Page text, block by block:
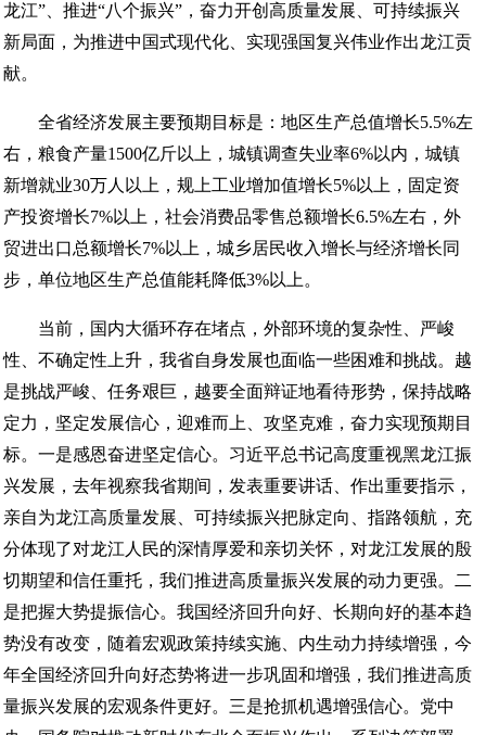
龙江”、推进“八个振兴”，奋力开创高质量发展、可持续振兴
新局面，为推进中国式现代化、实现强国复兴伟业作出龙江贡
献。
全省经济发展主要预期目标是：地区生产总值增长5.5%左
右，粮食产量1500亿斤以上，城镇调查失业率6%以内，城镇
新增就业30万人以上，规上工业增加值增长5%以上，固定资
产投资增长7%以上，社会消费品零售总额增长6.5%左右，外
贸进出口总额增长7%以上，城乡居民收入增长与经济增长同
步，单位地区生产总值能耗降低3%以上。
当前，国内大循环存在堵点，外部环境的复杂性、严峻
性、不确定性上升，我省自身发展也面临一些困难和挑战。越
是挑战严峻、任务艰巨，越要全面辩证地看待形势，保持战略
定力，坚定发展信心，迎难而上、攻坚克难，奋力实现预期目
标。一是感恩奋进坚定信心。习近平总书记高度重视黑龙江振
兴发展，去年视察我省期间，发表重要讲话、作出重要指示，
亲自为龙江高质量发展、可持续振兴把脉定向、指路领航，充
分体现了对龙江人民的深情厚爱和亲切关怀，对龙江发展的殷
切期望和信任重托，我们推进高质量振兴发展的动力更强。二
是把握大势提振信心。我国经济回升向好、长期向好的基本趋
势没有改变，随着宏观政策持续实施、内生动力持续增强，今
年全国经济回升向好态势将进一步巩固和增强，我们推进高质
量振兴发展的宏观条件更好。三是抢抓机遇增强信心。党中